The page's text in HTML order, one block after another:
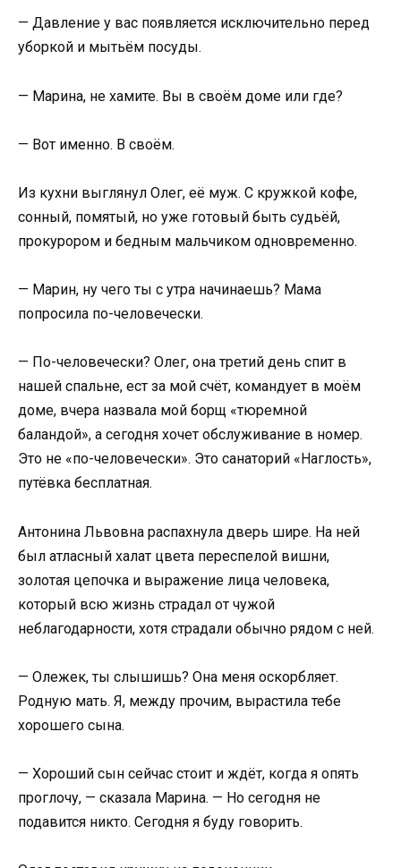
— Давление у вас появляется исключительно перед
уборкой и мытьём посуды.
— Марина, не хамите. Вы в своём доме или где?
— Вот именно. В своём.
Из кухни выглянул Олег, её муж. С кружкой кофе,
сонный, помятый, но уже готовый быть судьёй,
прокурором и бедным мальчиком одновременно.
— Марин, ну чего ты с утра начинаешь? Мама
попросила по-человечески.
— По-человечески? Олег, она третий день спит в
нашей спальне, ест за мой счёт, командует в моём
доме, вчера назвала мой борщ «тюремной
баландой», а сегодня хочет обслуживание в номер.
Это не «по-человечески». Это санаторий «Наглость»,
путёвка бесплатная.
Антонина Львовна распахнула дверь шире. На ней
был атласный халат цвета переспелой вишни,
золотая цепочка и выражение лица человека,
который всю жизнь страдал от чужой
неблагодарности, хотя страдали обычно рядом с ней.
— Олежек, ты слышишь? Она меня оскорбляет.
Родную мать. Я, между прочим, вырастила тебе
хорошего сына.
— Хороший сын сейчас стоит и ждёт, когда я опять
проглочу, — сказала Марина. — Но сегодня не
подавится никто. Сегодня я буду говорить.